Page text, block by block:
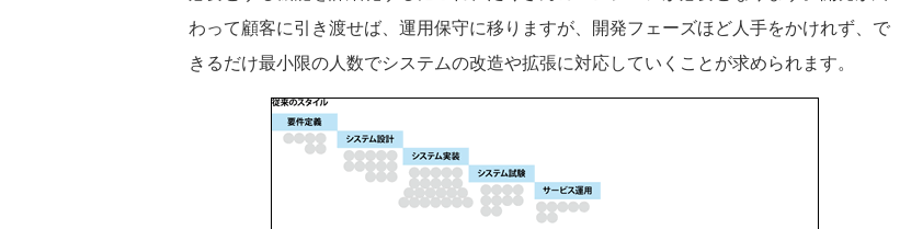
わって顧客に引き渡せば、運用保守に移りますが、開発フェーズほど人手をかけれず、で
きるだけ最小限の人数でシステムの改造や拡張に対応していくことが求められます。